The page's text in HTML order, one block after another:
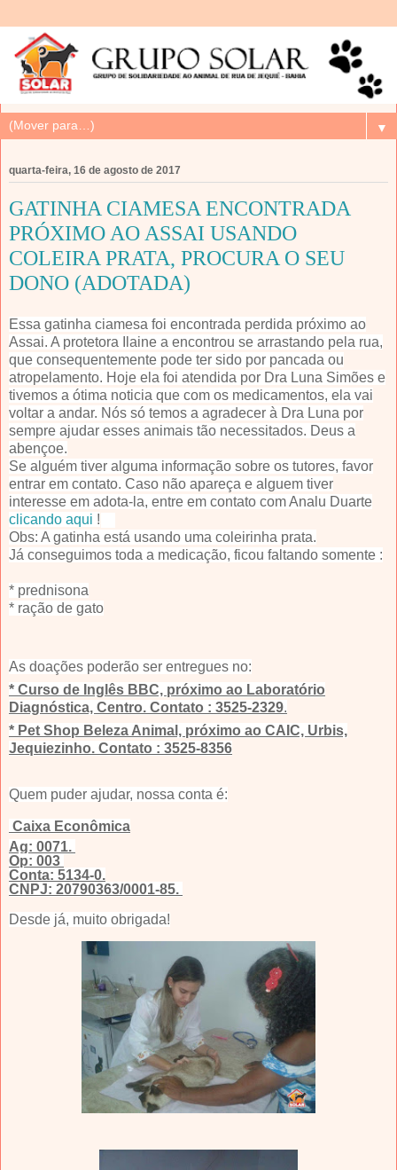
▼
quarta-feira, 16 de agosto de 2017
GATINHA CIAMESA ENCONTRADA
PRÓXIMO AO ASSAI USANDO
COLEIRA PRATA, PROCURA O SEU
DONO (ADOTADA)
Essa gatinha ciamesa foi encontrada perdida próximo ao
Assai. A protetora Ilaine a encontrou se arrastando pela rua,
que consequentemente pode ter sido por pancada ou
atropelamento. Hoje ela foi atendida por Dra Luna Simões e
tivemos a ótima noticia que com os medicamentos, ela vai
voltar a andar. Nós só temos a agradecer à Dra Luna por
sempre ajudar esses animais tão necessitados. Deus a
abençoe.
Se alguém tiver alguma informação sobre os tutores, favor
entrar em contato. Caso não apareça e alguem tiver
interesse em adota-la, entre em contato com Analu Duarte
clicando aqui !
Obs: A gatinha está usando uma coleirinha prata.
Já conseguimos toda a medicação, ficou faltando somente :
* prednisona
* ração de gato
As doações poderão ser entregues no:
* Curso de Inglês BBC, próximo ao Laboratório
Diagnóstica, Centro. Contato : 3525-2329.
* Pet Shop Beleza Animal, próximo ao CAIC, Urbis,
Jequiezinho. Contato : 3525-8356
Quem puder ajudar, nossa conta é:
Caixa Econômica
Ag: 0071.
Op: 003
Conta: 5134-0.
CNPJ: 20790363/0001-85.
Desde já, muito obrigada!